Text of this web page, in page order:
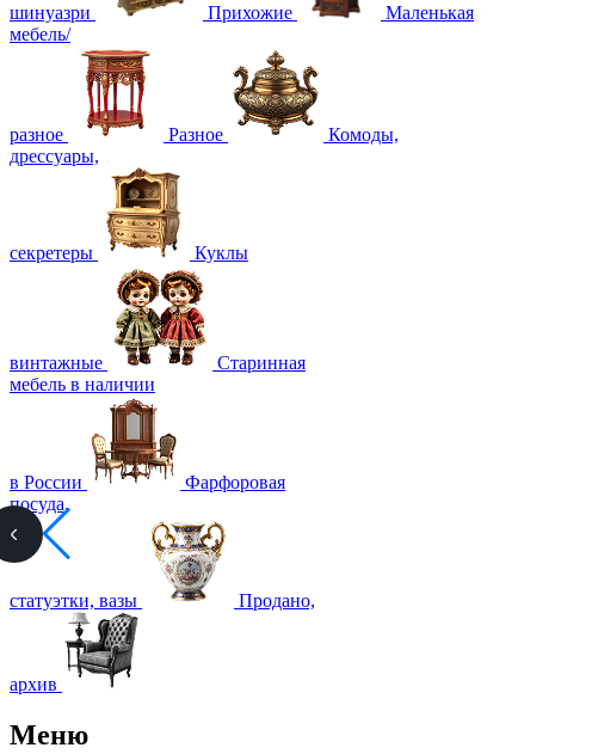
шинуазри Прихожие
Маленькая
мебель/
разное Разное
Комоды,
дрессуары,
секретеры Куклы
винтажные
Старинная
мебель в наличии
в России
Фарфоровая
посуда,
статуэтки, вазы Продано,
архив
Меню